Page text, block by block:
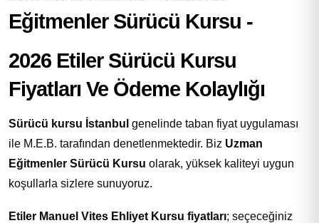
2026 Etiler Sürücü Kursu
Fiyatları Ve Ödeme Kolaylığı
Sürücü kursu İstanbul genelinde taban fiyat uygulaması
ile M.E.B. tarafından denetlenmektedir. Biz Uzman
Eğitmenler Sürücü Kursu olarak, yüksek kaliteyi uygun
koşullarla sizlere sunuyoruz.
Etiler Manuel Vites Ehliyet Kursu fiyatları; seçeceğiniz